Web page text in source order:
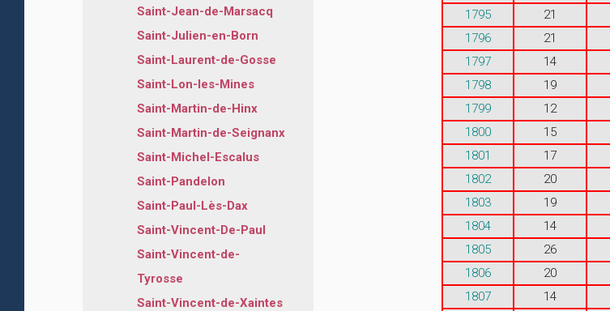
Saint-Jean-de-Marsacq
Saint-Julien-en-Born
Saint-Laurent-de-Gosse
Saint-Lon-les-Mines
Saint-Martin-de-Hinx
Saint-Martin-de-Seignanx
Saint-Michel-Escalus
Saint-Pandelon
Saint-Paul-Lès-Dax
Saint-Vincent-De-Paul
Saint-Vincent-de-
Tyrosse
Saint-Vincent-de-Xaintes
1795
21
1796
21
1797
14
1798
19
1799
12
1800
15
1801
17
1802
20
1803
19
1804
14
1805
26
1806
20
1807
14